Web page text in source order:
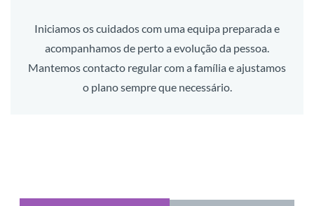
Iniciamos os cuidados com uma equipa preparada e
acompanhamos de perto a evolução da pessoa.
Mantemos contacto regular com a família e ajustamos
o plano sempre que necessário.